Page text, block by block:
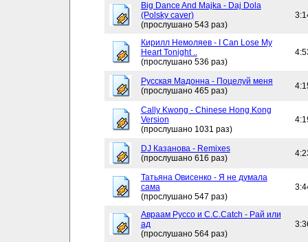
Big Dance And Majka - Daj Dola
(Polsky caver)
(прослушано 543 раз)
Кирилл Немоляев - I Can Lose My
Heart Tonight ..
(прослушано 536 раз)
Русская Мадонна - Поцелуй меня
(прослушано 465 раз)
Cally Kwong - Chinese Hong Kong
Version
(прослушано 1031 раз)
DJ Казанова - Remixes
(прослушано 616 раз)
Татьяна Овисенко - Я не думала
сама
(прослушано 547 раз)
Авраам Руссо и C.C.Catch - Рай или
ад
(прослушано 564 раз)